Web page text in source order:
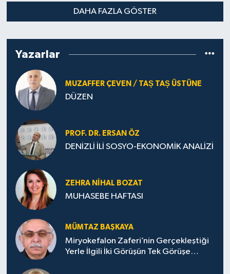
DAHA FAZLA GÖSTER
Yazarlar
MUZAFFER ÇEVEN / TAȘ TAȘ ÜSTÜNE
DÜZEN
PROF. DR. ERSAN ÖZ
DENİZLİ İLİ SOSYO-EKONOMİK ANALİZİ
ZEHRA NIHAL BOZAT
MUHASEBE HAFTASI
MÜMTAZ BAŞKAYA
Miryokefalon Zaferi’nin Gerçekleştiği
Yerle İlgili İki Görüşün Tek Görüşe